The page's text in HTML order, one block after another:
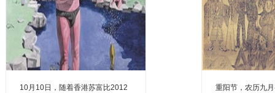
10月10日，随着香港苏富比2012
重阳节，农历九